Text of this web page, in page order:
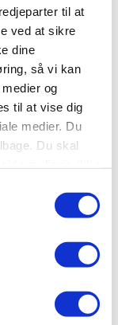
til at
ved at sikre
dine
så vi kan
og
til at vise dig
medier. Du
Du skal
travlt!
og nu gælder
bedst narrer
besøg.
får de lavet
skræmme
kat og